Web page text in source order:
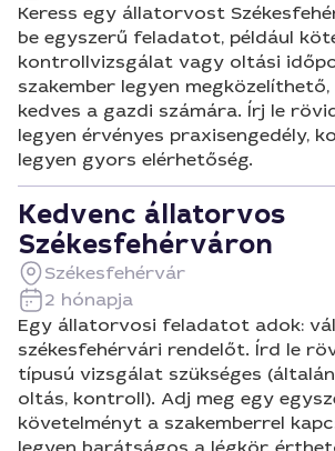
Keress egy állatorvost
be egyszerű feladatot, például
kontrollvizsgálat vagy oltási
szakember legyen
kedves a gazdi számára. Írj le
legyen érvényes praxisengedély,
legyen gyors elérhetőség.
Kedvenc állatorvos
Székesfehérváron
Székesfehérvár
2 hónapja
Egy állatorvosi feladatot adok:
székesfehérvári rendelőt. Írd le
típusú vizsgálat szükséges
oltás, kontroll). Adj meg egy
követelményt a szakemberrel